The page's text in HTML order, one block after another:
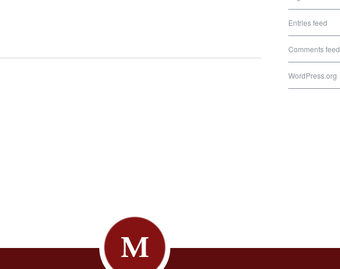
Entries feed
Comments feed
WordPress.org